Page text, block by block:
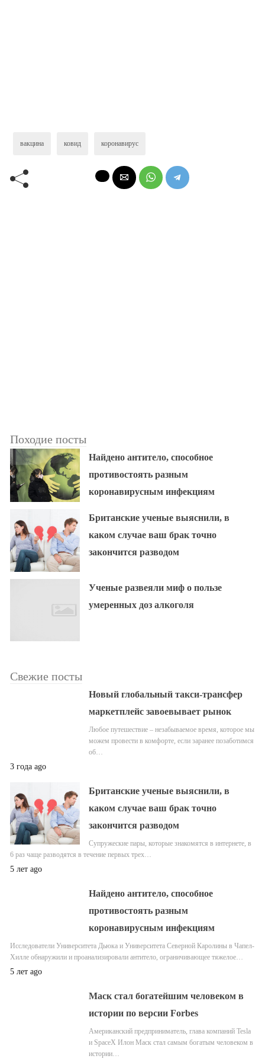
вакцина ковид коронавирус
Походие посты
Найдено антитело, способное
противостоять разным
коронавирусным инфекциям
Британские ученые выяснили, в
каком случае ваш брак точно
закончится разводом
Ученые развеяли миф о пользе
умеренных доз алкоголя
Свежие посты
Новый глобальный такси-трансфер
маркетплейс завоевывает рынок
Любое путешествие – незабываемое время, которое мы
можем провести в комфорте, если заранее позаботимся
об…
3 года ago
Британские ученые выяснили, в
каком случае ваш брак точно
закончится разводом
Супружеские пары, которые знакомятся в интернете, в
6 раз чаще разводятся в течение первых трех…
5 лет ago
Найдено антитело, способное
противостоять разным
коронавирусным инфекциям
Исследователи Университета Дьюка и Университета Северной Каролины в Чапел-
Хилле обнаружили и проанализировали антитело, ограничивающее тяжелое…
5 лет ago
Маск стал богатейшим человеком в
истории по версии Forbes
Американский предприниматель, глава компаний Tesla
и SpaceX Илон Маск стал самым богатым человеком в
истории…